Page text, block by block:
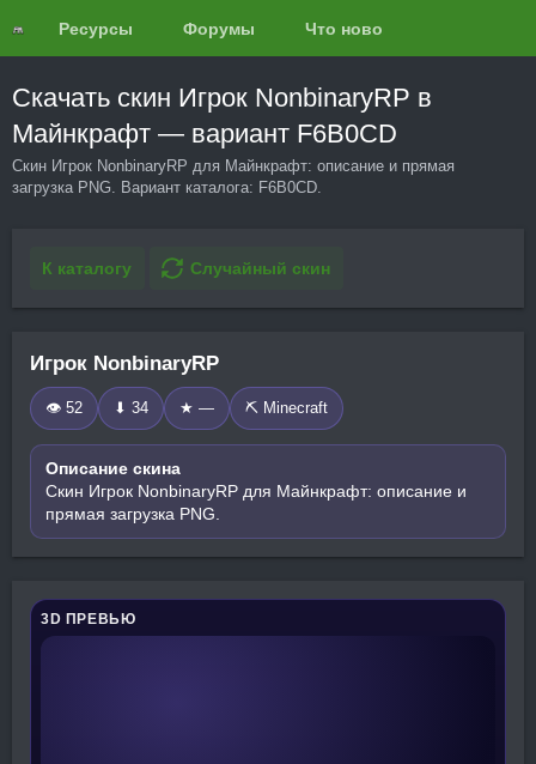
Ресурсы Форумы Что нового?
Скачать скин Игрок NonbinaryRP в
Майнкрафт — вариант F6B0CD
Скин Игрок NonbinaryRP для Майнкрафт: описание и прямая
загрузка PNG. Вариант каталога: F6B0CD.
К каталогу Случайный скин
Игрок NonbinaryRP
👁 52 ⬇ 34 ★ — ⛏️ Minecraft
Описание скина
Скин Игрок NonbinaryRP для Майнкрафт: описание и
прямая загрузка PNG.
3D ПРЕВЬЮ